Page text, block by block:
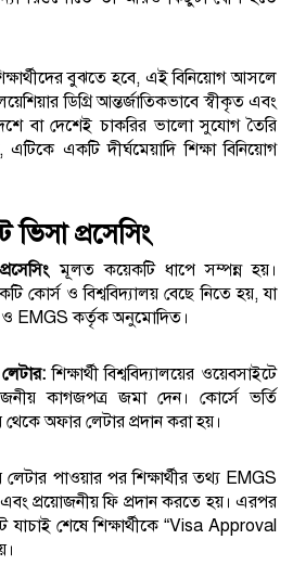
বুঝতে হবে, এই বিনিয়োগ আসলে
ডিগ্রি আন্তর্জাতিকভাবে স্বীকৃত এবং
বা দেশেই চাকরির ভালো সুযোগ তৈরি
একটি দীর্ঘমেয়াদি শিক্ষা বিনিয়োগ
ভিসা প্রসেসিং
মূলত কয়েকটি ধাপে সম্পন্ন হয়।
কোর্স ও বিশ্ববিদ্যালয় বেছে নিতে হয়, যা
ও EMGS কর্তৃক অনুমোদিত।
শিক্ষার্থী বিশ্ববিদ্যালয়ের ওয়েবসাইটে
কাগজপত্র জমা দেন। কোর্সে ভর্তি
অফার লেটার প্রদান করা হয়।
পাওয়ার পর শিক্ষার্থীর তথ্য EMGS
প্রয়োজনীয় ফি প্রদান করতে হয়। এরপর
শেষে শিক্ষার্থীকে “Visa Approval